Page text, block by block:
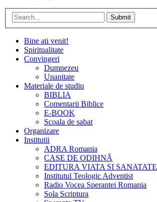
Submit
Bine ati venit!
Spiritualitate
Convingeri
Dumnezeu
Unanitate
Materiale de studiu
BIBLIA
Comentarii Biblice
E-BOOK
Scoala de sabat
Organizare
Institutii
ADRA Romania
CASE DE ODIHNĂ
EDITURA VIATA SI SANATATE
Institutul Teologic Adventist
Radio Vocea Sperantei Romania
Sola Scriptura